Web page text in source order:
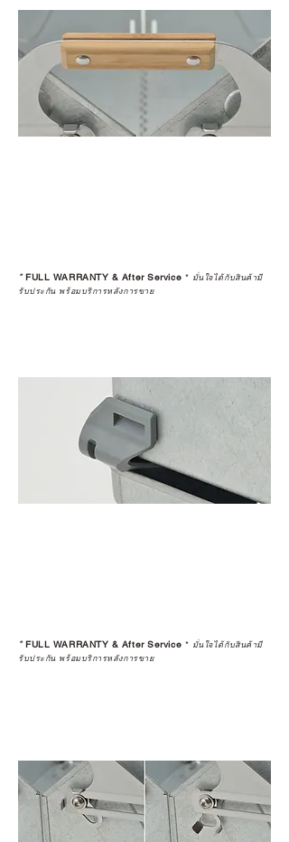
*FULL WARRANTY & After Service * มั่นใจได้กับสินค้ามี
รับประกัน พร้อมบริการหลังการขาย
*FULL WARRANTY & After Service * มั่นใจได้กับสินค้ามี
รับประกัน พร้อมบริการหลังการขาย